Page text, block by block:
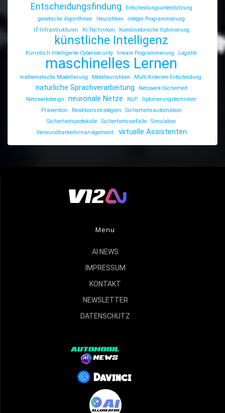
Entscheidungsfindung
Entscheidungsunterstützung
genetische Algorithmen
Heuristiken
integer Programmierung
IT-Infrastrukturen
KI-Techniken Kombinatorische Optimierung
künstliche Intelligenz
Künstlich Intelligente Cybersecurity lineare Programmierung Logistik
maschinelles Lernen
mathematische Modellierung Metaheuristiken Multi-Kriterien-Entscheidung.
natürliche Sprachverarbeitung
Netzwerk-Sicherheit
Netzwerkdesign
neuronale Netze NLP
Optimierungstechniken
Prävention
Reaktionsstrategien
Sicherheitsautomation
Sicherheitsprotokolle
Sicherheitsvorfälle
Simulation
Verwundbarkeitsmanagement.
virtuelle Assistenten
Menu
AI NEWS
IMPRESSUM
KONTAKT
NEWSLETTER
DATENSCHUTZ